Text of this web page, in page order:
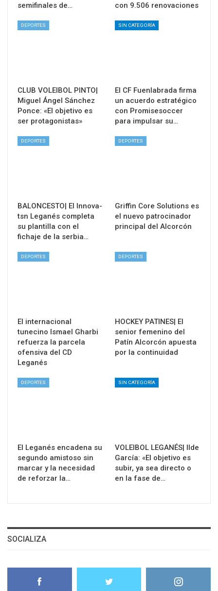
semifinales de…
con 9.506 renovaciones
DEPORTES
CLUB VOLEIBOL PINTO|
Miguel Ángel Sánchez
Ponce: «El objetivo es
ser protagonistas»
SIN CATEGORÍA
El CF Fuenlabrada firma
un acuerdo estratégico
con Promisesoccer
para impulsar su…
DEPORTES
BALONCESTO| El Innova-
tsn Leganés completa
su plantilla con el
fichaje de la serbia…
DEPORTES
Griffin Core Solutions es
el nuevo patrocinador
principal del Alcorcón
DEPORTES
El internacional
tunecino Ismael Gharbi
refuerza la parcela
ofensiva del CD
Leganés
DEPORTES
HOCKEY PATINES| El
senior femenino del
Patín Alcorcón apuesta
por la continuidad
DEPORTES
El Leganés encadena su
segundo amistoso sin
marcar y la necesidad
de reforzar la…
SIN CATEGORÍA
VOLEIBOL LEGANÉS| Ilde
García: «El objetivo es
subir, ya sea directo o
en la fase de…
SOCIALIZA